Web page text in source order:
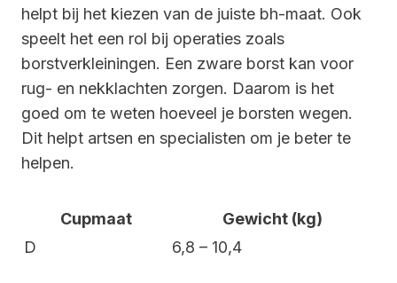
helpt bij het kiezen van de juiste bh-maat. Ook
speelt het een rol bij operaties zoals
borstverkleiningen. Een zware borst kan voor
rug- en nekklachten zorgen. Daarom is het
goed om te weten hoeveel je borsten wegen.
Dit helpt artsen en specialisten om je beter te
helpen.
Cupmaat
Gewicht (kg)
D
6,8 – 10,4